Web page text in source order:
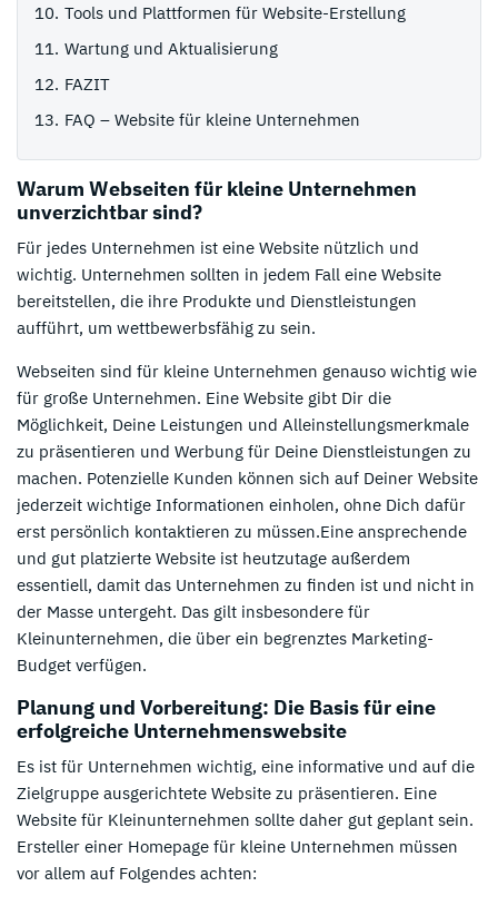
Tools und Plattformen für Website-Erstellung
Wartung und Aktualisierung
FAZIT
FAQ – Website für kleine Unternehmen
Warum Webseiten für kleine Unternehmen
unverzichtbar sind?
Für jedes Unternehmen ist eine Website nützlich und
wichtig. Unternehmen sollten in jedem Fall eine Website
bereitstellen, die ihre Produkte und Dienstleistungen
aufführt, um wettbewerbsfähig zu sein.
Webseiten sind für kleine Unternehmen genauso wichtig wie
für große Unternehmen. Eine Website gibt Dir die
Möglichkeit, Deine Leistungen und Alleinstellungsmerkmale
zu präsentieren und Werbung für Deine Dienstleistungen zu
machen. Potenzielle Kunden können sich auf Deiner Website
jederzeit wichtige Informationen einholen, ohne Dich dafür
erst persönlich kontaktieren zu müssen.Eine ansprechende
und gut platzierte Website ist heutzutage außerdem
essentiell, damit das Unternehmen zu finden ist und nicht in
der Masse untergeht. Das gilt insbesondere für
Kleinunternehmen, die über ein begrenztes Marketing-
Budget verfügen.
Planung und Vorbereitung: Die Basis für eine
erfolgreiche Unternehmenswebsite
Es ist für Unternehmen wichtig, eine informative und auf die
Zielgruppe ausgerichtete Website zu präsentieren. Eine
Website für Kleinunternehmen sollte daher gut geplant sein.
Ersteller einer Homepage für kleine Unternehmen müssen
vor allem auf Folgendes achten: